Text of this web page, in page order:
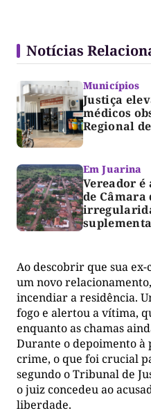
Notícias
Municípios
Justiça
médicos
Regional
Em Juarina
Vereador é
de Câmara
Ao descobrir que sua
um novo
incendiar a residência.
fogo e alertou a vítima,
enquanto as chamas
Durante o depoimento à
crime, o que foi crucial
segundo o Tribunal de
o juiz concedeu ao
liberdade.